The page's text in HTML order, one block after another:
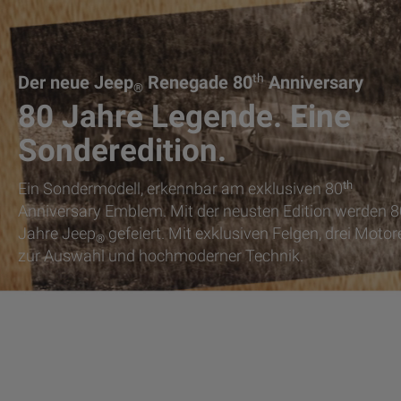
Der neue Jeep®Renegade 80thAnniversary
80 Jahre Legende. Eine
Sonderedition.
Ein Sondermodell, erkennbar am exklusiven 80th
Anniversary Emblem. Mit der neusten Edition werden
Jahre Jeep®gefeiert. Mit exklusiven Felgen, drei
zur Auswahl und hochmoderner Technik.